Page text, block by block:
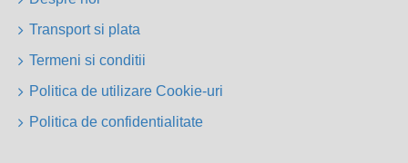
Transport si plata
Termeni si conditii
Politica de utilizare Cookie-uri
Politica de confidentialitate